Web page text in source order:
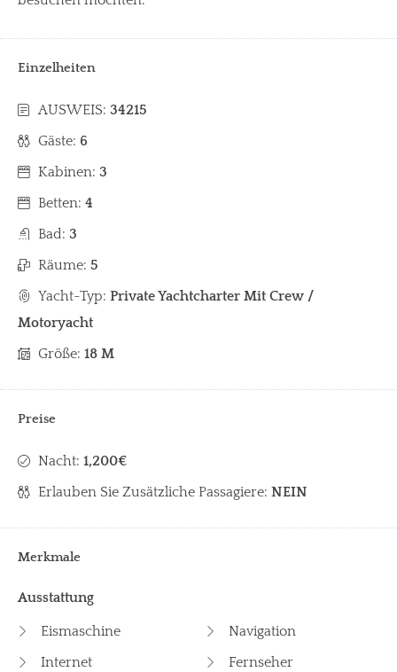
Einzelheiten
AUSWEIS: 34215
Gäste: 6
Kabinen: 3
Betten: 4
Bad: 3
Räume: 5
Yacht-Typ: Private Yachtcharter Mit Crew /
Motoryacht
Größe: 18 M
Preise
Nacht: 1,200€
Erlauben Sie Zusätzliche Passagiere: NEIN
Merkmale
Ausstattung
Eismaschine
Internet
Navigation
Fernseher